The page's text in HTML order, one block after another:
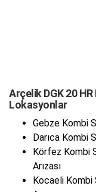
Arçelik DGK 20
Lokasyonlar
Gebze Kombi
Darıca Kombi
Körfez Kombi
Arızası
Kocaeli Kombi